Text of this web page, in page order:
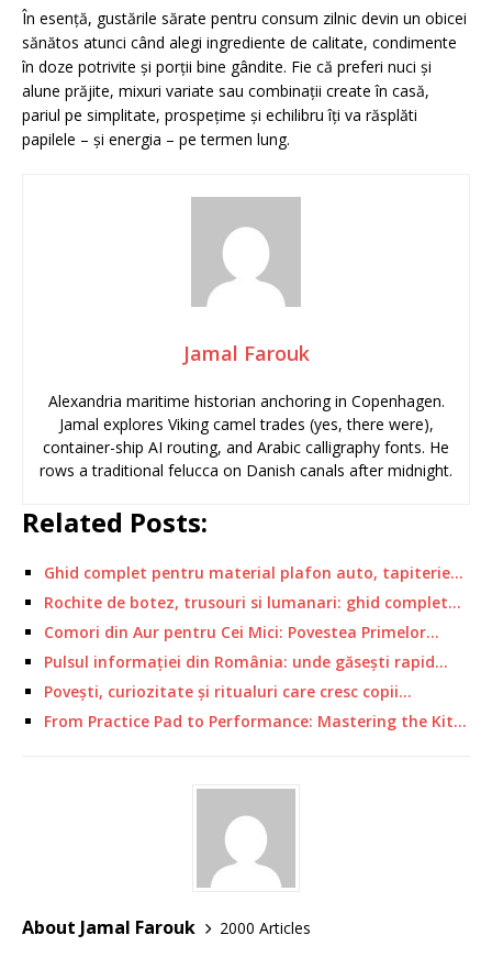
În esență, gustările sărate pentru consum zilnic devin un obicei
sănătos atunci când alegi ingrediente de calitate, condimente
în doze potrivite și porții bine gândite. Fie că preferi nuci și
alune prăjite, mixuri variate sau combinații create în casă,
pariul pe simplitate, prospețime și echilibru îți va răsplăti
papilele – și energia – pe termen lung.
Jamal Farouk
Alexandria maritime historian anchoring in Copenhagen.
Jamal explores Viking camel trades (yes, there were),
container-ship AI routing, and Arabic calligraphy fonts. He
rows a traditional felucca on Danish canals after midnight.
Related Posts:
Ghid complet pentru material plafon auto, tapiterie…
Rochite de botez, trusouri si lumanari: ghid complet…
Comori din Aur pentru Cei Mici: Povestea Primelor…
Pulsul informației din România: unde găsești rapid…
Povești, curiozitate și ritualuri care cresc copii…
From Practice Pad to Performance: Mastering the Kit…
About Jamal Farouk
2000 Articles